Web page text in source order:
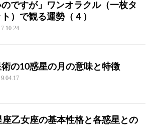
のですが」ワンオラクル（一枚タ
ト）で観る運勢（４）
術の10惑星の月の意味と特徴
座乙女座の基本性格と各惑星との